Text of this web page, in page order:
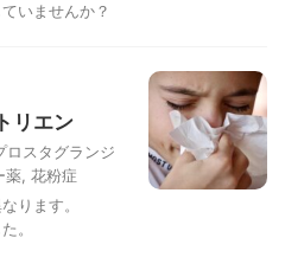
いませんか？
リエン
ロスタグランジ
薬 花粉症
ります。
。